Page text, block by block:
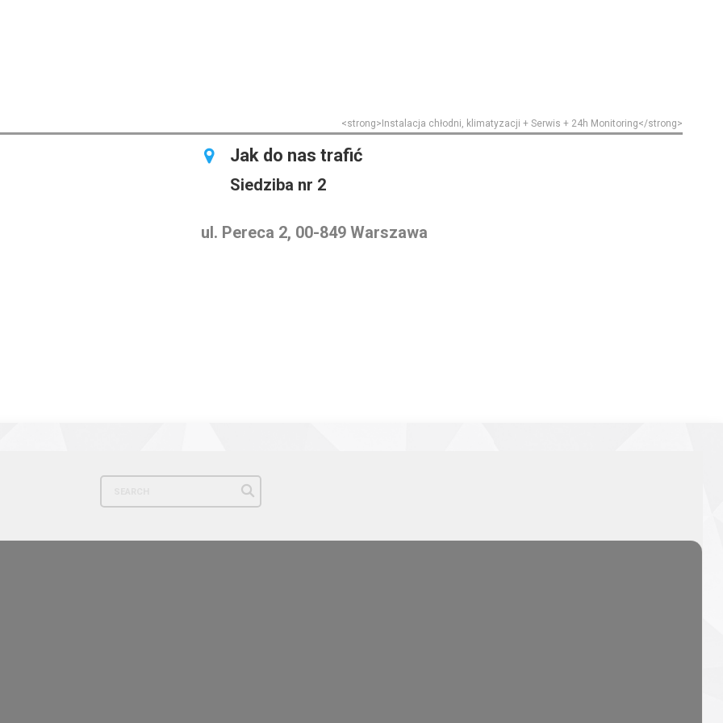
<strong>Instalacja chłodni, klimatyzacji + Serwis + 24h Monitoring</strong>
Jak do nas trafić
Siedziba nr 2
ul. Pereca 2, 00-849 Warszawa